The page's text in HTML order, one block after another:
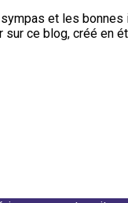
et les
ce blog, créé en